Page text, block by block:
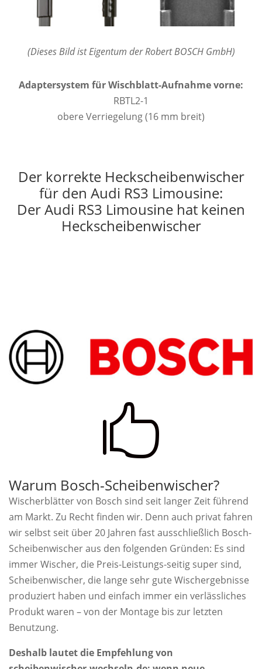
(Dieses Bild ist Eigentum der Robert BOSCH GmbH)
Adaptersystem für Wischblatt-Aufnahme vorne:
RBTL2-1
obere Verriegelung (16 mm breit)
Der korrekte Heckscheibenwischer
für den Audi RS3 Limousine:
Der Audi RS3 Limousine hat keinen
Heckscheibenwischer

Warum Bosch-Scheibenwischer?
Wischerblätter von Bosch sind seit langer Zeit führend
am Markt. Zu Recht finden wir. Denn auch privat fahren
wir selbst seit über 20 Jahren fast ausschließlich Bosch-
Scheibenwischer aus den folgenden Gründen: Es sind
immer Wischer, die Preis-Leistungs-seitig super sind,
Scheibenwischer, die lange sehr gute Wischergebnisse
produziert haben und einfach immer ein verlässliches
Produkt waren – von der Montage bis zur letzten
Benutzung.
Deshalb lautet die Empfehlung von